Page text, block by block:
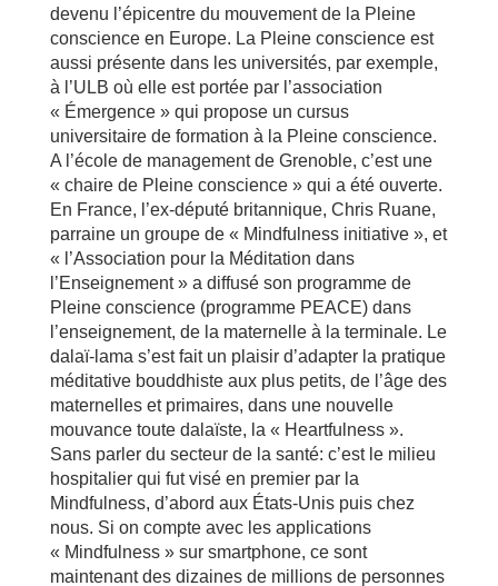
devenu l’épicentre du mouvement de la Pleine
conscience en Europe. La Pleine conscience est
aussi présente dans les universités, par exemple,
à l’ULB où elle est portée par l’association
« Émergence » qui propose un cursus
universitaire de formation à la Pleine conscience.
A l’école de management de Grenoble, c’est une
« chaire de Pleine conscience » qui a été ouverte.
En France, l’ex-député britannique, Chris Ruane,
parraine un groupe de « Mindfulness initiative », et
« l’Association pour la Méditation dans
l’Enseignement » a diffusé son programme de
Pleine conscience (programme PEACE) dans
l’enseignement, de la maternelle à la terminale. Le
dalaï-lama s’est fait un plaisir d’adapter la pratique
méditative bouddhiste aux plus petits, de l’âge des
maternelles et primaires, dans une nouvelle
mouvance toute dalaïste, la « Heartfulness ».
Sans parler du secteur de la santé: c’est le milieu
hospitalier qui fut visé en premier par la
Mindfulness, d’abord aux États-Unis puis chez
nous. Si on compte avec les applications
« Mindfulness » sur smartphone, ce sont
maintenant des dizaines de millions de personnes